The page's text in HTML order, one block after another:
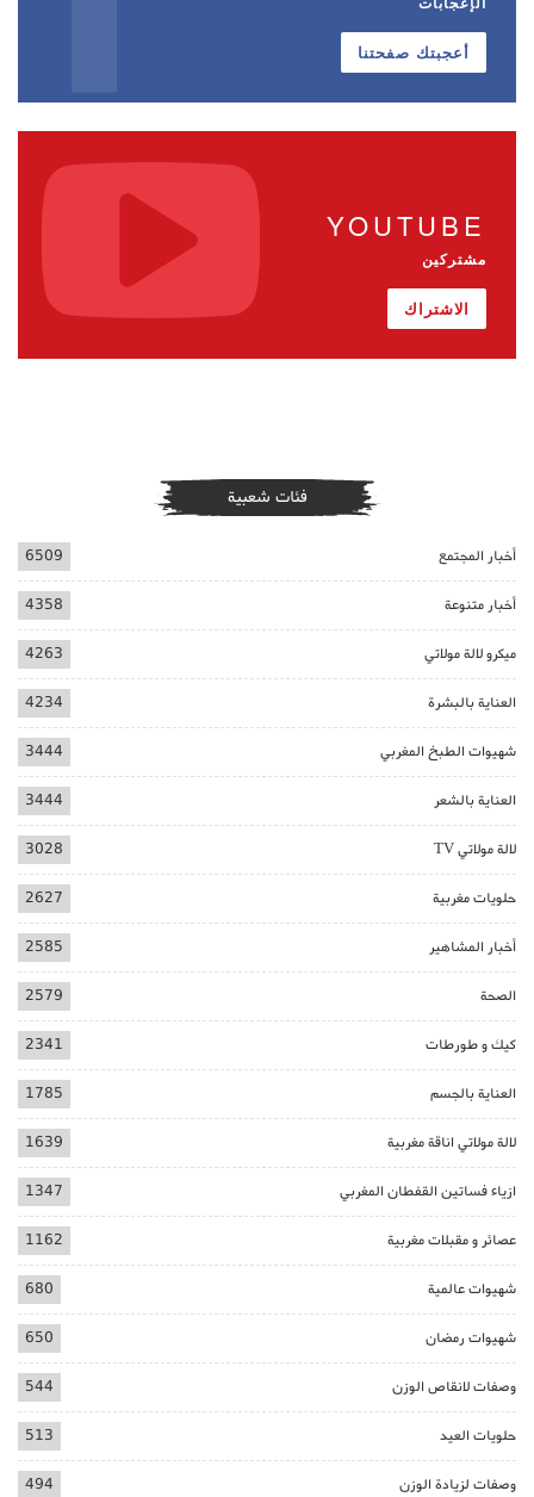
أعجبتك صفحتنا
YOUTUBE
مشتركين
الاشتراك
فئات شعبية
أخبار المجتمع 6509
أخبار متنوعة 4358
ميكرو لالة مولاتي 4263
العناية بالبشرة 4234
شهيوات الطبخ المغربي 3444
العناية بالشعر 3444
لالة مولاتي TV 3028
حلويات مغربية 2627
أخبار المشاهير 2585
الصحة 2579
كيك و طورطات 2341
العناية بالجسم 1785
لالة مولاتي اناقة مغربية 1639
ازياء فساتين القفطان المغربي 1347
عصائر و مقبلات مغربية 1162
شهيوات عالمية 680
شهيوات رمضان 650
وصفات لانقاص الوزن 544
حلويات العيد 513
وصفات لزيادة الوزن 494